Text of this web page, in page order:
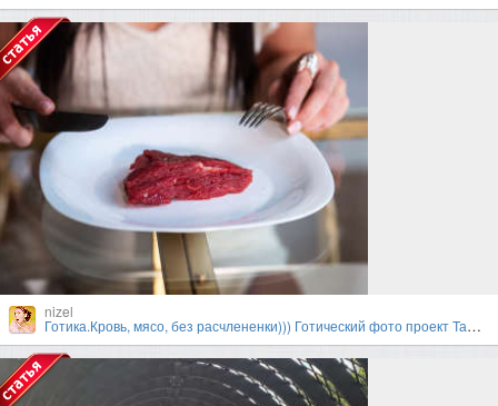
nizel
Готика.Кровь, мясо, без расчлененки))) Готический фото проект Тамары Нижельской и Валерии